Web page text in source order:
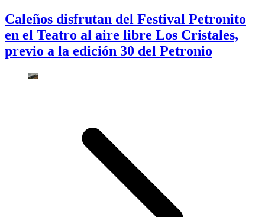
Caleños disfrutan del Festival Petronito
en el Teatro al aire libre Los Cristales,
previo a la edición 30 del Petronio